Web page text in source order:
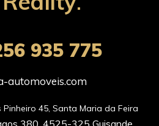
935 775
automoveis.com